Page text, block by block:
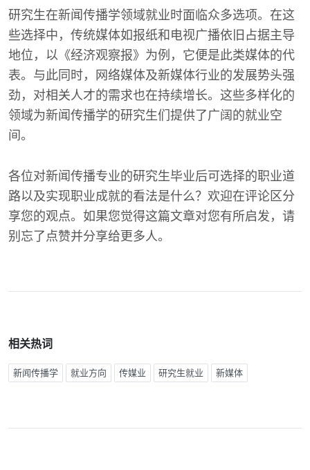
研究生在新闻传播学领域就业时面临众多选项。在这
些选择中，传统媒体如报纸和电视广播依旧占据主导
地位，以《经济观察报》为例，它便是此类媒体的代
表。与此同时，网络媒体及新媒体行业的发展势头强
劲，对相关人才的需求也在持续增长。这些多样化的
领域为新闻传播学的研究生们提供了广阔的就业空
间。
各位对新闻传播专业的研究生毕业后可选择的职业道
路以及实现职业成就的看法是什么？欢迎在评论区分
享您的观点。如果您觉得这篇文章对您有所启发，请
别忘了点赞并分享给更多人。
相关热词
新闻传播学 就业方向 传媒业 研究生就业 新媒体